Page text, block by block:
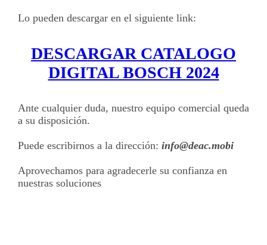
Lo pueden descargar en el siguiente link:
DESCARGAR CATALOGO
DIGITAL BOSCH 2024
Ante cualquier duda, nuestro equipo comercial queda
a su disposición.
Puede escribirnos a la dirección: info@deac.mobi
Aprovechamos para agradecerle su confianza en
nuestras soluciones